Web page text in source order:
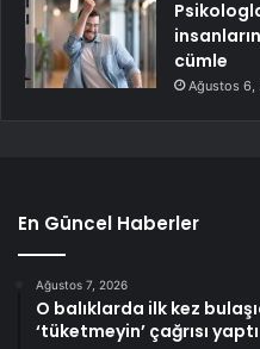
cümle
Ağustos 6,
En Güncel Haberler
Ağustos 7, 2026
O balıklarda ilk kez
‘tüketmeyin’ çağrısı yaptı